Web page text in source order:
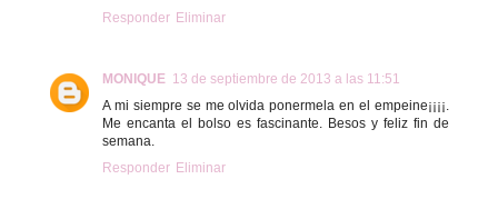
Responder Eliminar
MONIQUE 13 de septiembre de 2013 a las 11:51
A mi siempre se me olvida ponermela en el empeine¡¡¡¡.
Me encanta el bolso es fascinante. Besos y feliz fin de
semana.
Responder Eliminar